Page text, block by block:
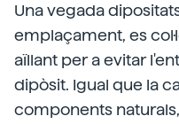
Una vegada
emplaçament, es
aïllant per a evitar
dipòsit. Igual que la
components